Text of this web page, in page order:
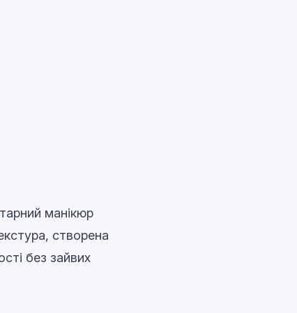
манікюр
створена
без зайвих